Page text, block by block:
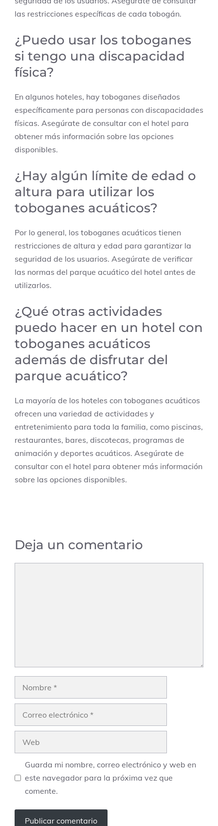
las restricciones específicas de cada tobogán.
¿Puedo usar los toboganes
si tengo una discapacidad
física?
En algunos hoteles, hay toboganes diseñados
específicamente para personas con discapacidades
físicas. Asegúrate de consultar con el hotel para
obtener más información sobre las opciones
disponibles.
¿Hay algún límite de edad o
altura para utilizar los
toboganes acuáticos?
Por lo general, los toboganes acuáticos tienen
restricciones de altura y edad para garantizar la
seguridad de los usuarios. Asegúrate de verificar
las normas del parque acuático del hotel antes de
utilizarlos.
¿Qué otras actividades
puedo hacer en un hotel con
toboganes acuáticos
además de disfrutar del
parque acuático?
La mayoría de los hoteles con toboganes acuáticos
ofrecen una variedad de actividades y
entretenimiento para toda la familia, como piscinas,
restaurantes, bares, discotecas, programas de
animación y deportes acuáticos. Asegúrate de
consultar con el hotel para obtener más información
sobre las opciones disponibles.
Deja un comentario
Guarda mi nombre, correo electrónico y web en
este navegador para la próxima vez que
comente.